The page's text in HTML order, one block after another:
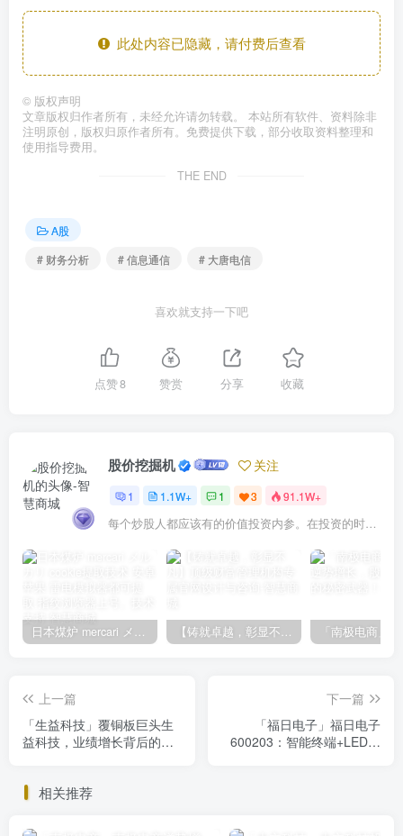
此处内容已隐藏，请付费后查看
© 版权声明
文章版权归作者所有，未经允许请勿转载。 本站所有软件、资料除非
注明原创，版权归原作者所有。免费提供下载，部分收取资料整理和
使用指导费用。
THE END
A股
# 财务分析
# 信息通信 # 大唐电信
喜欢就支持一下吧
点赞8 赞赏 分享 收藏
股价挖掘机 关注
1 1.1W+ 1 3 91.1W+
每个炒股人都应该有的价值投资内参。在投资的时候，我们把自己看成是企业分析师——而不是市场分析师，也不是宏观经济分析师，更不是证券分析师。
日本煤炉 mercari メルカリ cookie提取技术 安卓 苹果 雷电模拟器都可提取,指纹浏览器上号。技术支持 【铸就卓越，彰显不凡】顶级财富管理机构专属官网设计与咨询
上一篇
「生益科技」覆铜板巨头生
益科技，业绩增长背后的投
下一篇
「福日电子」福日电子
600203：智能终端+LED光
相关推荐